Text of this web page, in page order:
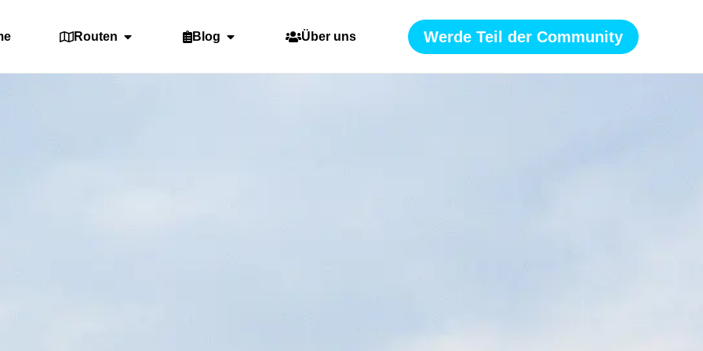
Routen Blog Über uns Werde Teil der Community